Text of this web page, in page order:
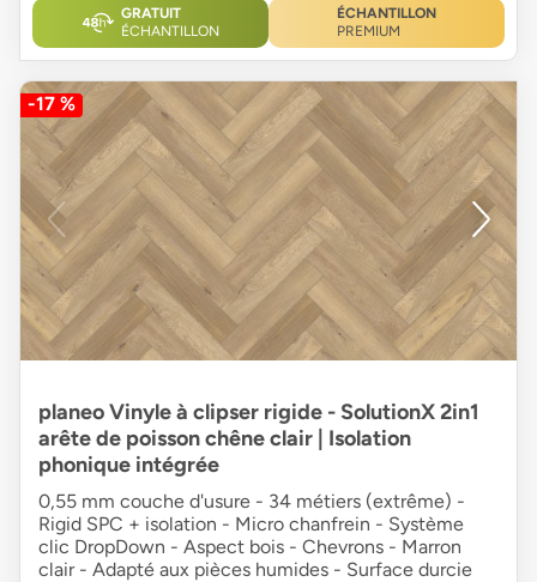
GRATUIT
ÉCHANTILLON
ÉCHANTILLON
PREMIUM
-17 %
planeo Vinyle à clipser rigide - SolutionX 2in1
arête de poisson chêne clair | Isolation
phonique intégrée
0,55 mm couche d'usure - 34 métiers (extrême) -
Rigid SPC + isolation - Micro chanfrein - Système
clic DropDown - Aspect bois - Chevrons - Marron
clair - Adapté aux pièces humides - Surface durcie